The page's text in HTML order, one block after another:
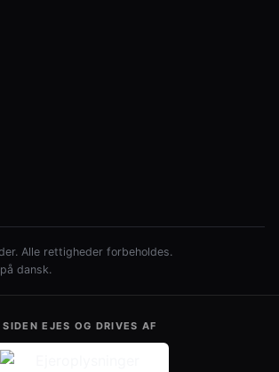
Alle rettigheder forbeholdes.
dansk.
SIDEN EJES OG DRIVES AF